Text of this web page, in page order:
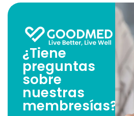
¿Tiene
preguntas
sobre
nuestras
membresías?